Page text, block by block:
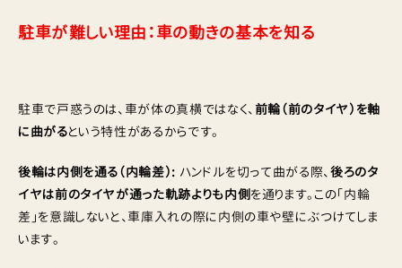
駐車が難しい理由：車の動きの基本を知る
駐車で戸惑うのは、車が体の真横ではなく、 前輪（前のタイヤ）を軸
に曲がるという特性があるからです。
後輪は内側を通る（内輪差）: ハンドルを切って曲がる際、後ろのタ
イヤは前のタイヤが通った軌跡よりも内側を通ります。この「内輪
差」を意識しないと、車庫入れの際に内側の車や壁にぶつけてしま
います。